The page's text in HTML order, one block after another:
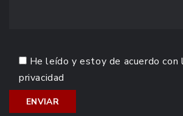
He leído y estoy de acuerdo con
privacidad